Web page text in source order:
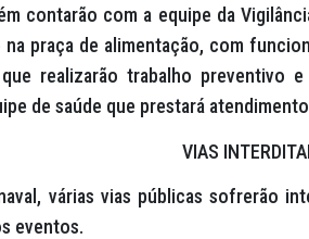
contarão com a equipe da
na praça de alimentação, com
realizarão trabalho preventivo
de saúde que prestará
VIAS
várias vias públicas sofrerão
eventos.